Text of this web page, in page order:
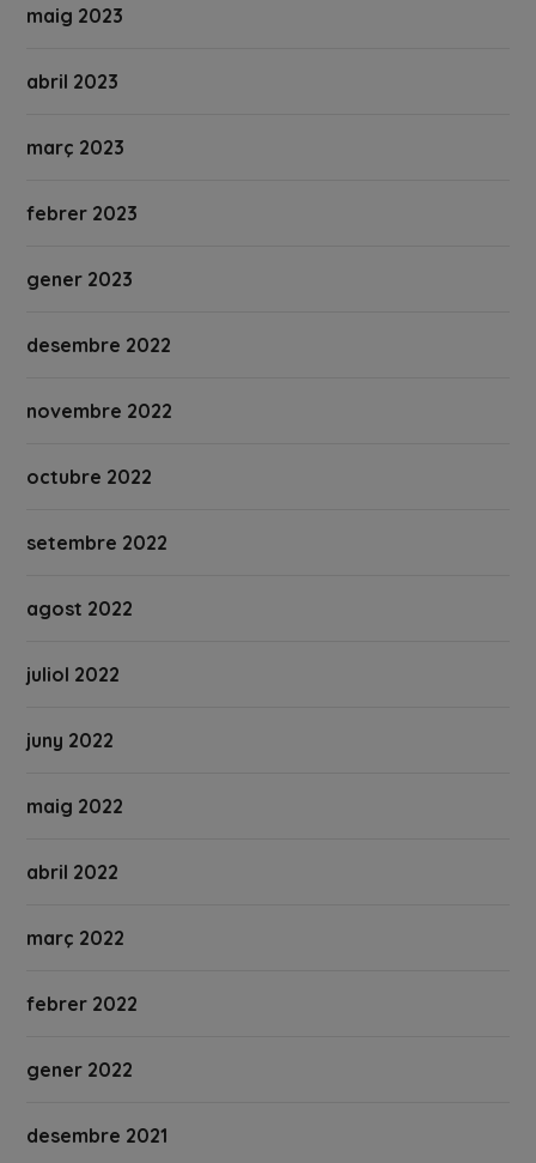
maig 2023
abril 2023
març 2023
febrer 2023
gener 2023
desembre 2022
novembre 2022
octubre 2022
setembre 2022
agost 2022
juliol 2022
juny 2022
maig 2022
abril 2022
març 2022
febrer 2022
gener 2022
desembre 2021